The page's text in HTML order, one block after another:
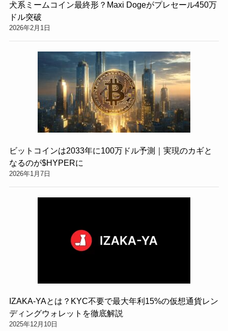
犬系ミームコイン最終形？Maxi Dogeがプレセール450万
ドル突破
2026年2月1日
ビットコインは2033年に100万ドル予測｜実現のカギと
なるのが$HYPERに
2026年1月7日
IZAKA-YAとは？KYC不要で最大年利15%の仮想通貨レン
ディングウォレットを徹底解説
2025年12月10日